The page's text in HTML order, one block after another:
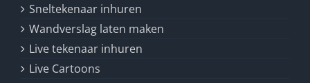
Sneltekenaar inhuren
Wandverslag laten maken
Live tekenaar inhuren
Live Cartoons